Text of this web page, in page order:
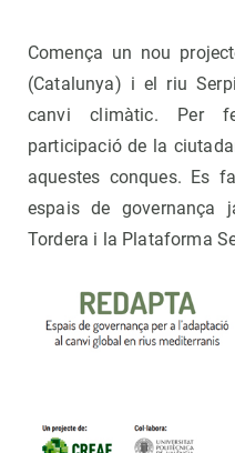
Comença un nou
(Catalunya) i el riu
canvi climàtic. Per
participació de la
aquestes conques. Es
espais de governança
Tordera i la Plataforma